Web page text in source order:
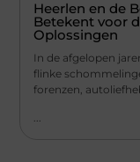
Heerlen en de
Betekent voor
Oplossingen
In de afgelopen
flinke
forenzen,
...